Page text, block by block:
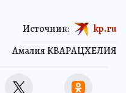
Амалия КВАРАЦХЕЛИЯ
Источник: kp.ru